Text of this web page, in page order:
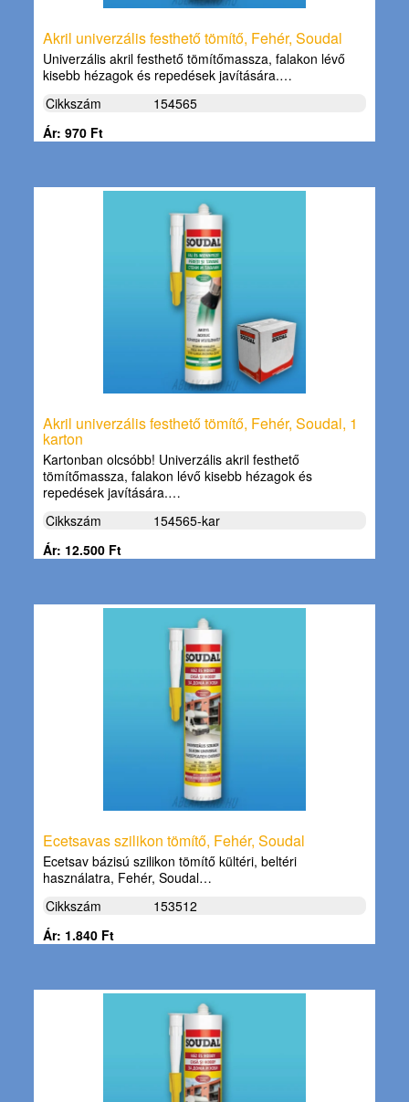
Akril univerzális festhető tömítő, Fehér, Soudal
Univerzális akril festhető tömítőmassza, falakon lévő
kisebb hézagok és repedések javítására.…
Cikkszám
154565
Ár: 970 Ft
Akril univerzális festhető tömítő, Fehér, Soudal, 1
karton
Kartonban olcsóbb! Univerzális akril festhető
tömítőmassza, falakon lévő kisebb hézagok és
repedések javítására.…
Cikkszám
154565-kar
Ár: 12.500 Ft
Ecetsavas szilikon tömítő, Fehér, Soudal
Ecetsav bázisú szilikon tömítő kültéri, beltéri
használatra, Fehér, Soudal…
Cikkszám
153512
Ár: 1.840 Ft